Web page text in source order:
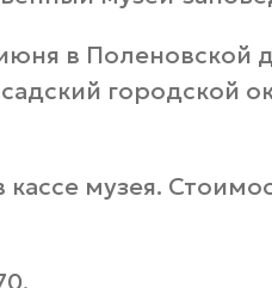
в Поленовской
городской
кассе музея.